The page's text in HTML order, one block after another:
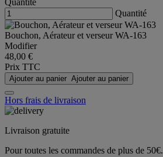
Quantité
Quantité
Bouchon, Aérateur et verseur WA-163
Modifier
48,00 €
Prix TTC
Ajouter au panier Ajouter au panier
Hors frais de livraison
Livraison gratuite
Pour toutes les commandes de plus de 50€.